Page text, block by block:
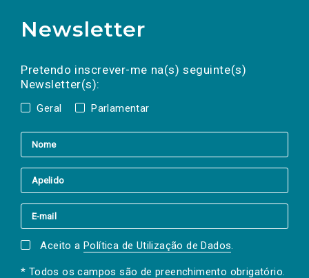
Newsletter
Pretendo inscrever-me na(s) seguinte(s)
Newsletter(s):
Geral Parlamentar
a(s) newsletter(s).
mail
Aceito a Política de Utilização de Dados.
* Todos os campos são de preenchimento obrigatório.